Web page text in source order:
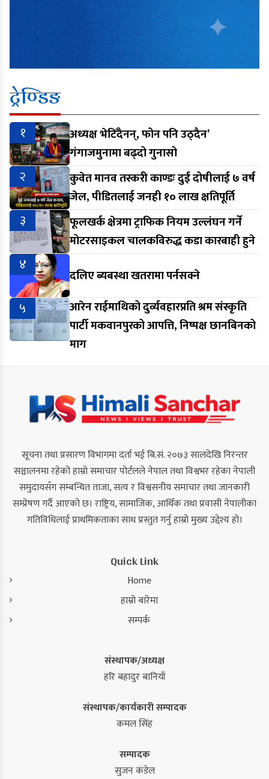
ट्रेण्डिङ
१
अध्यक्ष भेटिँदैनन्, फोन पनि उठ्दैन’
गंगाजमुनामा बढ्दो गुनासो
२
कुवेत मानव तस्करी काण्डः दुई दोषीलाई ७ वर्ष
जेल, पीडितलाई जनही १० लाख क्षतिपूर्ति
३
फूलखर्क क्षेत्रमा ट्राफिक नियम उल्लंघन गर्ने
मोटरसाइकल चालकविरुद्ध कडा कारबाही हुने
४
दलिए ब्यबस्था खतरामा पर्नसक्ने
५
आरेन राईमाथिको दुर्व्यवहारप्रति श्रम संस्कृति
पार्टी मकवानपुरको आपत्ति, निष्पक्ष छानबिनको
माग
सूचना तथा प्रसारण विभागमा दर्ता भई बि.सं. २०७३ सालदेखि निरन्तर
सञ्चालनमा रहेको हाम्रो समाचार पोर्टलले नेपाल तथा विश्वभर रहेका नेपाली
समुदायसँग सम्बन्धित ताजा, सत्य र विश्वसनीय समाचार तथा जानकारी
सम्प्रेषण गर्दै आएको छ। राष्ट्रिय, सामाजिक, आर्थिक तथा प्रवासी नेपालीका
गतिविधिलाई प्राथमिकताका साथ प्रस्तुत गर्नु हाम्रो मुख्य उद्देश्य हो।
Quick Link
Home
हाम्रो बारेमा
सम्पर्क
संस्थापक/अध्यक्ष
हरि बहादुर बानियाँ
संस्थापक/कार्यकारी सम्पादक
कमल सिंह
सम्पादक
सुजन कंडेल